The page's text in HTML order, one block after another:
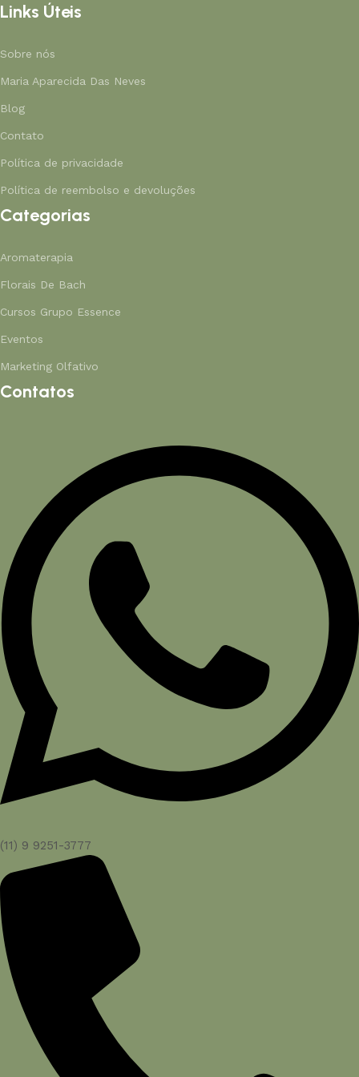
Links Úteis
Sobre nós
Maria Aparecida Das Neves
Blog
Contato
Política de privacidade
Política de reembolso e devoluções
Categorias
Aromaterapia
Florais De Bach
Cursos Grupo Essence
Eventos
Marketing Olfativo
Contatos
(11) 9 9251-3777